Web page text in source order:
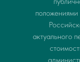
положениями
актуального